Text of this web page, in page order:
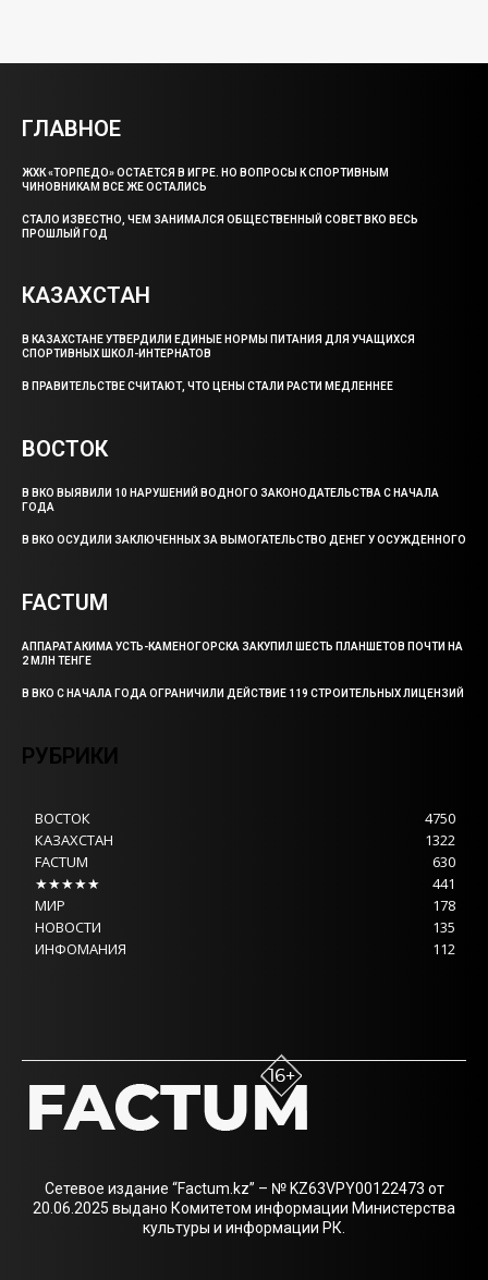
ГЛАВНОЕ
ЖХК «ТОРПЕДО» ОСТАЕТСЯ В ИГРЕ. НО ВОПРОСЫ К СПОРТИВНЫМ
ЧИНОВНИКАМ ВСЕ ЖЕ ОСТАЛИСЬ
СТАЛО ИЗВЕСТНО, ЧЕМ ЗАНИМАЛСЯ ОБЩЕСТВЕННЫЙ СОВЕТ ВКО ВЕСЬ
ПРОШЛЫЙ ГОД
КАЗАХСТАН
В КАЗАХСТАНЕ УТВЕРДИЛИ ЕДИНЫЕ НОРМЫ ПИТАНИЯ ДЛЯ УЧАЩИХСЯ
СПОРТИВНЫХ ШКОЛ-ИНТЕРНАТОВ
В ПРАВИТЕЛЬСТВЕ СЧИТАЮТ, ЧТО ЦЕНЫ СТАЛИ РАСТИ МЕДЛЕННЕЕ
ВОСТОК
В ВКО ВЫЯВИЛИ 10 НАРУШЕНИЙ ВОДНОГО ЗАКОНОДАТЕЛЬСТВА С НАЧАЛА
ГОДА
В ВКО ОСУДИЛИ ЗАКЛЮЧЕННЫХ ЗА ВЫМОГАТЕЛЬСТВО ДЕНЕГ У ОСУЖДЕННОГО
FACTUM
АППАРАТ АКИМА УСТЬ-КАМЕНОГОРСКА ЗАКУПИЛ ШЕСТЬ ПЛАНШЕТОВ ПОЧТИ НА
2 МЛН ТЕНГЕ
В ВКО С НАЧАЛА ГОДА ОГРАНИЧИЛИ ДЕЙСТВИЕ 119 СТРОИТЕЛЬНЫХ ЛИЦЕНЗИЙ
РУБРИКИ
ВОСТОК
4750
КАЗАХСТАН
1322
FACTUM
630
★★★★★
441
МИР
178
НОВОСТИ
135
ИНФОМАНИЯ
112
Сетевое издание “Factum.kz” – № KZ63VPY00122473 от
20.06.2025 выдано Комитетом информации Министерства
культуры и информации РК.